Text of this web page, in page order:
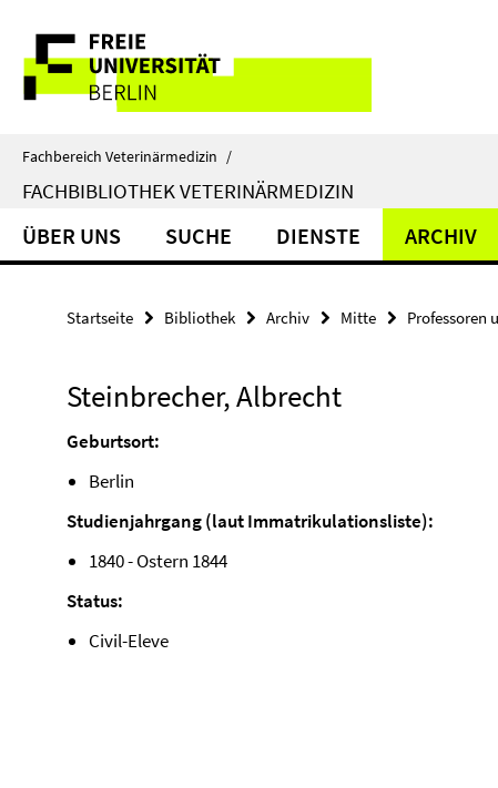
direkt
Inhalt
Service-
Navigation
Fachbereich Veterinärmedizin /
FACHBIBLIOTHEK VETERINÄRMEDIZIN
ÜBER UNS SUCHE DIENSTE ARCHIV
Startseite Bibliothek Archiv Mitte Professoren
Steinbrecher, Albrecht
Geburtsort:
Berlin
Studienjahrgang (laut Immatrikulationsliste):
1840 - Ostern 1844
Status:
Civil-Eleve